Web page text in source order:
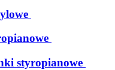
styropianowe